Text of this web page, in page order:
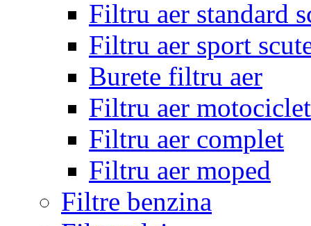
Filtru aer standard
Filtru aer sport
Burete filtru aer
Filtru aer
Filtru aer complet
Filtru aer moped
Filtre benzina